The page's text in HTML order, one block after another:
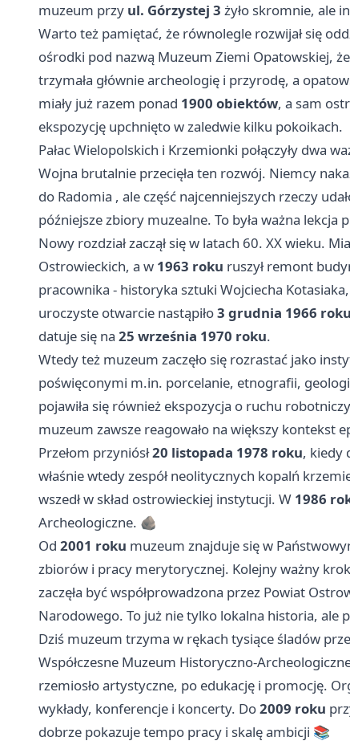
muzeum przy ul. Górzystej 3 żyło skromnie, ale
Warto też pamiętać, że równolegle rozwijał się
ośrodki pod nazwą Muzeum Ziemi Opatowskiej,
trzymała głównie archeologię i przyrodę, a
miały już razem ponad 1900 obiektów, a sam
ekspozycję upchnięto w zaledwie kilku pokoikach.
Pałac Wielopolskich i Krzemionki połączyły dwa
Wojna brutalnie przecięła ten rozwój. Niemcy
do Radomia , ale część najcenniejszych rzeczy
późniejsze zbiory muzealne. To była ważna
Nowy rozdział zaczął się w latach 60. XX wieku.
Ostrowieckich, a w 1963 roku ruszył remont
pracownika - historyka sztuki Wojciecha
uroczyste otwarcie nastąpiło3 grudnia 1966 roku
datuje się na 25 września 1970 roku.
Wtedy też muzeum zaczęło się rozrastać jako
poświęconymi m.in. porcelanie, etnografii,
pojawiła się również ekspozycja o ruchu
muzeum zawsze reagowało na większy kontekst
Przełom przyniósł20 listopada 1978 roku, kiedy
właśnie wtedy zespół neolitycznych kopalń
wszedł w skład ostrowieckiej instytucji. W 1986
Archeologiczne. 🪨
Od 2001 roku muzeum znajduje się w
zbiorów i pracy merytorycznej. Kolejny ważny
zaczęła być współprowadzona przez Powiat
Narodowego. To już nie tylko lokalna historia, ale
Dziś muzeum trzyma w rękach tysiące śladów
Współczesne Muzeum Historyczno-
rzemiosło artystyczne, po edukację i promocję.
wykłady, konferencje i koncerty. Do2009 roku
dobrze pokazuje tempo pracy i skalę ambicji 📚